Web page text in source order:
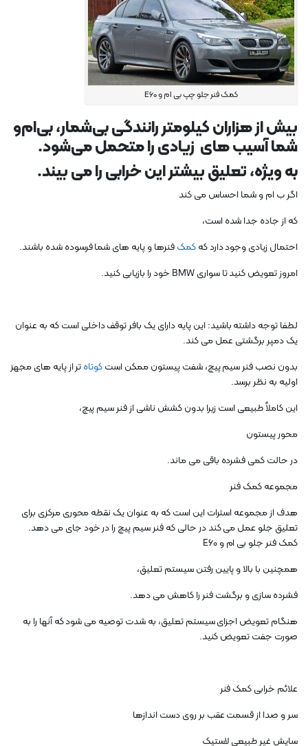
کمک فنر جلو چپ بی ام و E60
بیش از هزاران کیلومتر رانندگی بی‌شمار، بی‌ام‌و
شما آسیب های زیادی را متحمل می‌شود.
به ویژه، تعلیق بیشتر این خرابی را می بیند.
اگر ب ام و شما احساس می کند
که از جاده جدا شده است،
احتمال زیادی وجود دارد کهکمکفنرها و پایه های شما فرسوده شده باشند.
امروز تعویض کنید تا سواری BMW خود را بازیابی کنید.
لطفا توجه داشته باشید: این پایه دارای یک بافر توقف داخلی است که به عنوان
یک دمپر برگشتی عمل می کند.
بدون نصب فنر سیم پیچ، شفت پیستون ممکن استکوتاهتر از پایه های مجهز
اولیه به نظر برسد.
این کاملاً طبیعی است زیرا بدون کشش ناشی از فنر سیم پیچ،
محور پیستون
در حالت کمی فشرده باقی می ماند.
مجموعه کمک فنر
هدف از مجموعه استرات این است که به عنوان یک نقطه محوری مرکزی برای
تعلیق جلو عمل می کند در حالی که فنر سیم پیچ را در خود جای می دهد.
کمک فنر جلو بی ام و E60
همچنین با بالا و پایین رفتن سیستم تعلیق،
فشرده سازی و برگشت فنر را کاهش می دهد.
هنگام تعویض اجزای سیستم تعلیق، به شدت توصیه می شود که آنها را به
صورت جفت تعویض کنید.
علائم خرابی کمک فنر
سر و صدا از قسمت عقب بر روی دست اندازها
سایش غیر طبیعی لاستیک